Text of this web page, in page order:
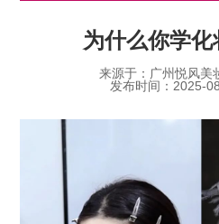
为什么你学化
来源于：广州悦风美
发布时间：2025-